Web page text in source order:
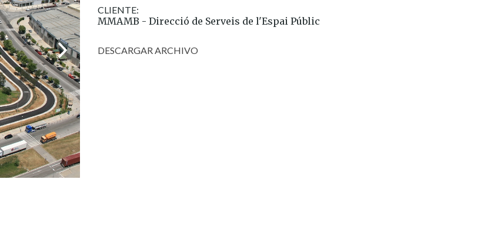
CLIENTE:
MMAMB - Direcció de Serveis de l'Espai Públic
DESCARGAR ARCHIVO